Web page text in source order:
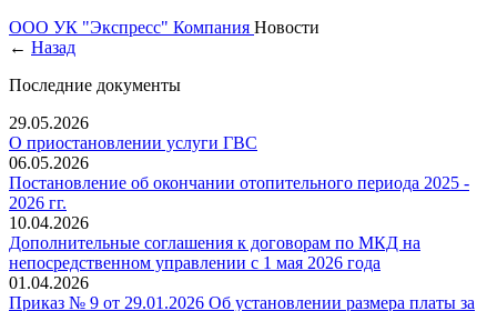
ООО УК "Экспресс" Компания Новости
← Назад
Последние документы
29.05.2026
О приостановлении услуги ГВС
06.05.2026
Постановление об окончании отопительного периода 2025 -
2026 гг.
10.04.2026
Дополнительные соглашения к договорам по МКД на
непосредственном управлении с 1 мая 2026 года
01.04.2026
Приказ № 9 от 29.01.2026 Об установлении размера платы за